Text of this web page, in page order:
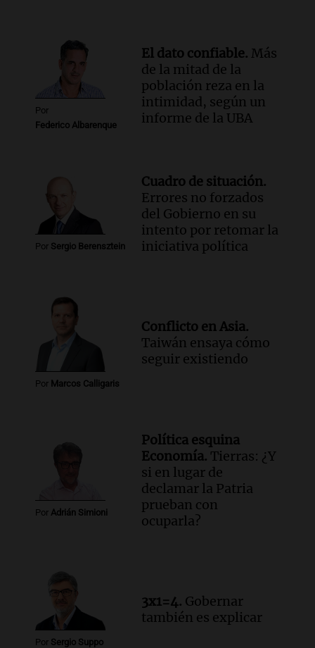
fallecimiento de un docente
Panorama Federal
Episodios
Por
Federico Albarenque
El dato confiable. Más
de la mitad de la
población reza en la
intimidad, según un
informe de la UBA
Por Sergio Berensztein
Cuadro de situación.
Errores no forzados
del Gobierno en su
intento por retomar la
iniciativa política
Por Marcos Calligaris
Conflicto en Asia.
Taiwán ensaya cómo
seguir existiendo
Por Adrián Simioni
Política esquina
Economía. Tierras: ¿Y
si en lugar de
declamar la Patria
prueban con
ocuparla?
Por Sergio Suppo
3x1=4. Gobernar
también es explicar